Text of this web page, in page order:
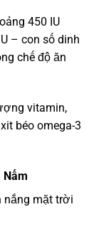
450 IU
– con số dinh
chế độ ăn
vitamin,
béo omega-3
nắng mặt trời